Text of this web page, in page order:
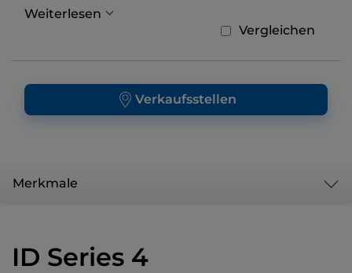
Weiterlesen
Vergleichen
Verkaufsstellen
Merkmale
ID Series 4